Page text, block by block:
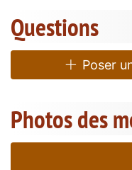
Questions
Poser
Photos des